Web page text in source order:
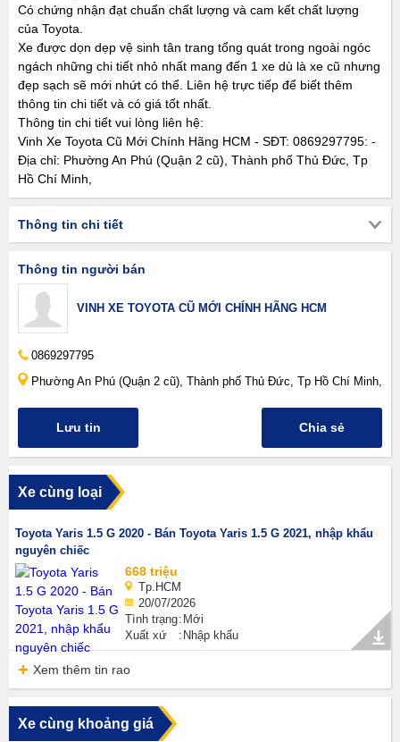
Có chứng nhận đạt chuẩn chất lượng và cam kết chất lượng
của Toyota.
Xe được dọn dẹp vệ sinh tân trang tổng quát trong ngoài ngóc
ngách những chi tiết nhỏ nhất mang đến 1 xe dù là xe cũ nhưng
đẹp sạch sẽ mới nhứt có thể. Liên hệ trực tiếp để biết thêm
thông tin chi tiết và có giá tốt nhất.
Thông tin chi tiết vui lòng liên hệ:
Vinh Xe Toyota Cũ Mới Chính Hãng HCM - SĐT: 0869297795: -
Địa chỉ: Phường An Phú (Quận 2 cũ), Thành phố Thủ Đức, Tp
Hồ Chí Minh,
Thông tin chi tiết
Thông tin người bán
VINH XE TOYOTA CŨ MỚI CHÍNH HÃNG HCM
0869297795
Phường An Phú (Quận 2 cũ), Thành phố Thủ Đức, Tp Hồ Chí Minh,
Lưu tin Chia sẻ
Xe cùng loại
Toyota Yaris 1.5 G 2020 - Bán Toyota Yaris 1.5 G 2021, nhập khẩu
nguyên chiếc
668 triệu
Tp.HCM
20/07/2026
Tình trạng Mới
Xuất xứ
Nhập khẩu
Xem thêm tin rao
Xe cùng khoảng giá